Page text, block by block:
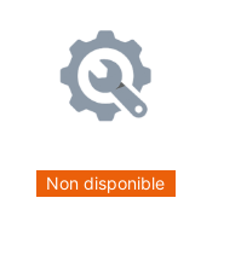
Non disponible